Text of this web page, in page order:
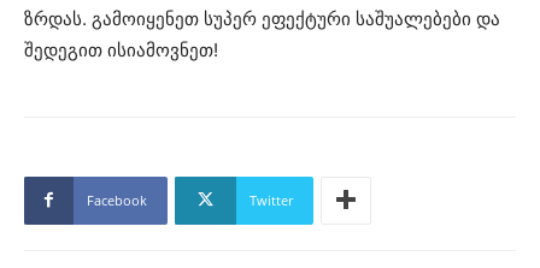
ზრდას. გამოიყენეთ სუპერ ეფექტური საშუალებები და
შედეგით ისიამოვნეთ!
Facebook Twitter